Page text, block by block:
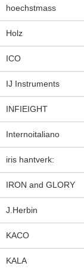
hoechstmass
Holz
ICO
IJ Instruments
INFIEIGHT
Internoitaliano
iris hantverk:
IRON and GLORY
J.Herbin
KACO
KALA